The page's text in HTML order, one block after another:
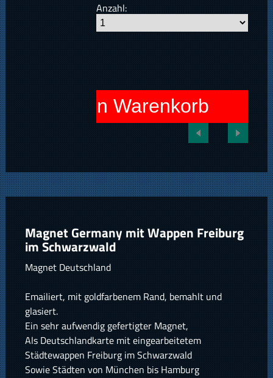
Anzahl:
In den Warenkorb
Magnet Germany mit Wappen Freiburg
im Schwarzwald
Magnet Deutschland
Emailiert, mit goldfarbenem Rand, bemahlt und
glasiert.
Ein sehr aufwendig gefertigter Magnet,
Als Deutschlandkarte mit eingearbeitetem
Städtewappen Freiburg im Schwarzwald
Sowie Städten von München bis Hamburg